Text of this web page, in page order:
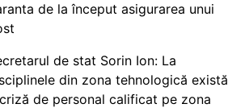
de la început asigurarea unui
de stat Sorin Ion: La
din zona tehnologică există
de personal calificat pe zona